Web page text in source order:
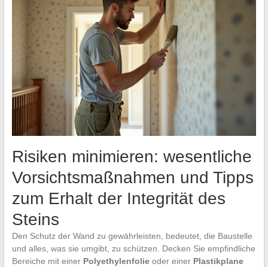
Risiken minimieren: wesentliche
Vorsichtsmaßnahmen und Tipps
zum Erhalt der Integrität des
Steins
Den Schutz der Wand zu gewährleisten, bedeutet, die Baustelle
und alles, was sie umgibt, zu schützen. Decken Sie empfindliche
Bereiche mit einer Polyethylenfolieoder einer Plastikplane